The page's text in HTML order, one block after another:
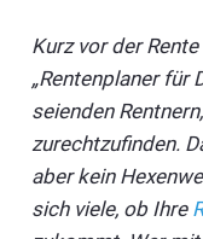
Kurz vor der
„Rentenplaner für
seienden
zurechtzufinden.
aber kein
sich viele, ob Ihre